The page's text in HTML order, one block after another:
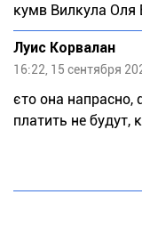
кумв Вилкула Оля
Луис Корвалан
16:22, 15 сентября
єто она
платить не будут,